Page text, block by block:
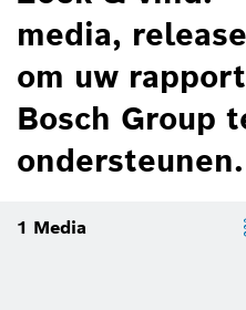
media,
om uw
Bosch Group
ondersteunen.
1 Media